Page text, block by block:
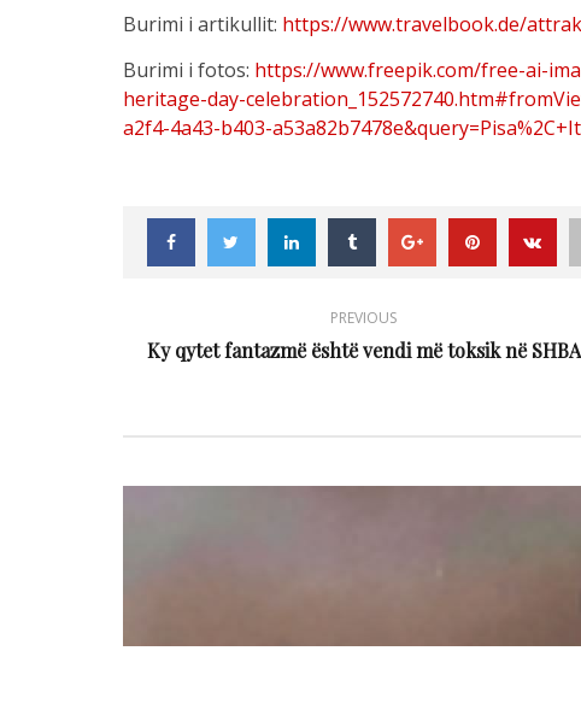
Burimi i artikullit: https://www.travelbook.de/
Burimi i fotos: https://www.freepik.com/free-ai-
heritage-day-
a2f4-4a43-b403-
PREVIOUS
Ky qytet fantazmë është vendi më toksik në SHBA